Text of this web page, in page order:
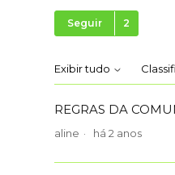
Seguir
Exibir tudo
REGRAS DA
aline há 2 anos